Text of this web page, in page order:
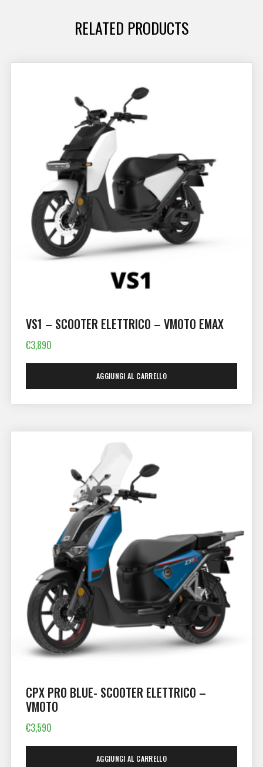
RELATED PRODUCTS
VS1 – SCOOTER ELETTRICO – VMOTO EMAX
€3,890
AGGIUNGI AL CARRELLO
CPX PRO BLUE- SCOOTER ELETTRICO –
VMOTO
€3,590
AGGIUNGI AL CARRELLO